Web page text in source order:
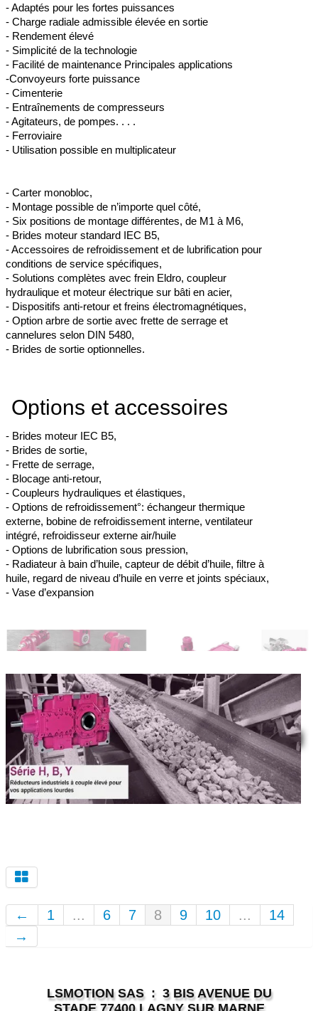
- Adaptés pour les fortes puissances
- Charge radiale admissible élevée en sortie
- Rendement élevé
- Simplicité de la technologie
- Facilité de maintenance Principales applications
-Convoyeurs forte puissance
- Cimenterie
- Entraînements de compresseurs
- Agitateurs, de pompes. . . .
- Ferroviaire
- Utilisation possible en multiplicateur
- Carter monobloc,
- Montage possible de n’importe quel côté,
- Six positions de montage différentes, de M1 à M6,
- Brides moteur standard IEC B5,
- Accessoires de refroidissement et de lubrification pour
conditions de service spécifiques,
- Solutions complètes avec frein Eldro, coupleur
hydraulique et moteur électrique sur bâti en acier,
- Dispositifs anti-retour et freins électromagnétiques,
- Option arbre de sortie avec frette de serrage et
cannelures selon DIN 5480,
- Brides de sortie optionnelles.
Options et accessoires
- Brides moteur IEC B5,
- Brides de sortie,
- Frette de serrage,
- Blocage anti-retour,
- Coupleurs hydrauliques et élastiques,
- Options de refroidissement°: échangeur thermique
externe, bobine de refroidissement interne, ventilateur
intégré, refroidisseur externe air/huile
- Options de lubrification sous pression,
- Radiateur à bain d’huile, capteur de débit d’huile, filtre à
huile, regard de niveau d’huile en verre et joints spéciaux,
- Vase d’expansion
← 1 ... 6 7 8 9 10 ...
14
→
LSMOTION SAS : 3 BIS AVENUE DU